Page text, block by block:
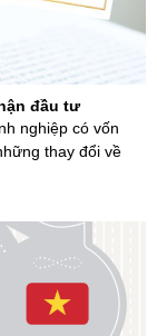
đầu tư
nghiệp có vốn
thay đổi về